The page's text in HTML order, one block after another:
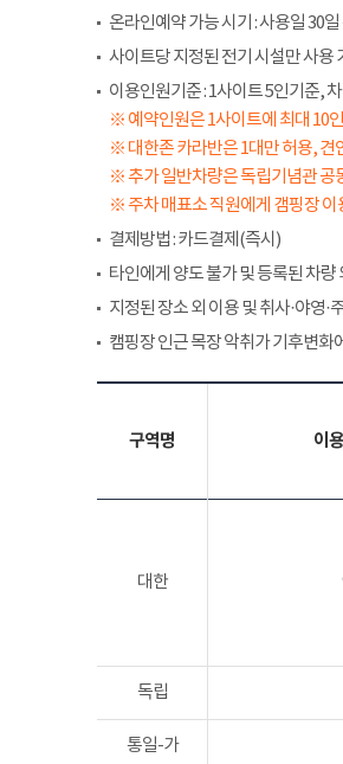
온라인예약 가능 시기 : 사용일 30
사이트당 지정된 전기 시설만 사용
이용인원기준 : 1사이트 5인기준,
※ 예약인원은 1사이트에 최대 10
※ 대한존 카라반은 1대만 허용, 견
※ 추가 일반차량은 독립기념관 공
※ 주차 매표소 직원에게 갬핑장 이
결제방법 : 카드결제(즉시)
타인에게 양도 불가 및 등록된 차량
지정된 장소 외 이용 및 취사·야영·
캠핑장 인근 목장 악취가 기후변화
구역명 이
대한
독립
통일-가